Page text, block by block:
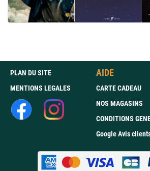
PLAN DU SITE
MENTIONS LEGALES
AIDE
CARTE CADEAU
NOS MAGASINS
CONDITIONS
Google Avis